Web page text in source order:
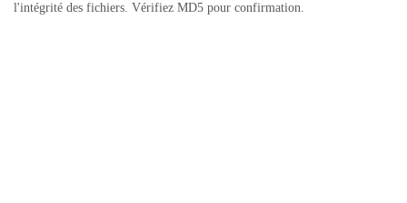
l'intégrité des fichiers. Vérifiez MD5 pour confirmation.